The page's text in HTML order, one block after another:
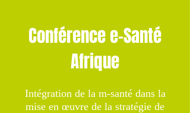
Conférence e-Santé
Afrique
Intégration de la m-santé dans la
mise en œuvre de la stratégie de